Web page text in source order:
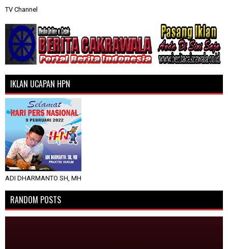
TV Channel
IKLAN UCAPAN HPN
ADI DHARMANTO SH, MH
RANDOM POSTS